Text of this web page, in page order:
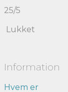
25/5
Lukket
Information
Hvem er